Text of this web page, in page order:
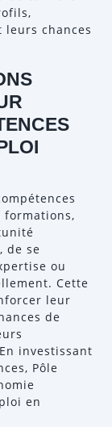
chances
formations,
de se
ou
Cette
leur
de
investissant
Pôle
en